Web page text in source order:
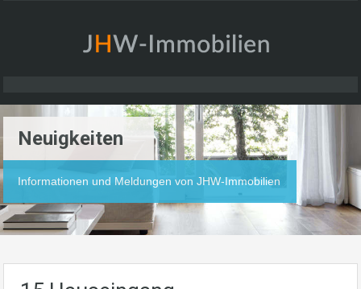
Neuigkeiten
Informationen und Meldungen von JHW-Immobilien